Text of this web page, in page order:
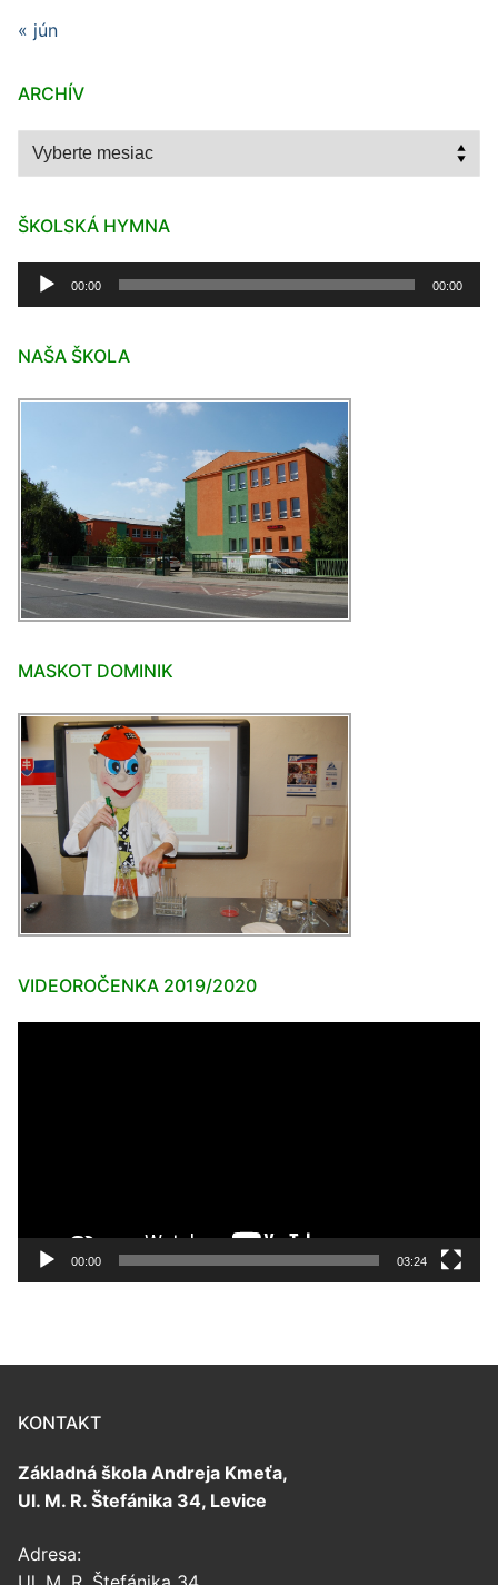
« jún
ARCHÍV
Archív
ŠKOLSKÁ HYMNA
Audio
prehrávač
00:00 00:00
NAŠA ŠKOLA
MASKOT DOMINIK
VIDEOROČENKA 2019/2020
00:00 03:24
KONTAKT
Základná škola Andreja Kmeťa,
Ul. M. R. Štefánika 34, Levice
Adresa: